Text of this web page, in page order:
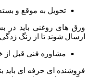
تحویل به موقع و
ورق های روغنی باید در
ارسال شوند تا از زنگ
مشاوره فنی قبل از
فروشنده ای حرفه ای باید